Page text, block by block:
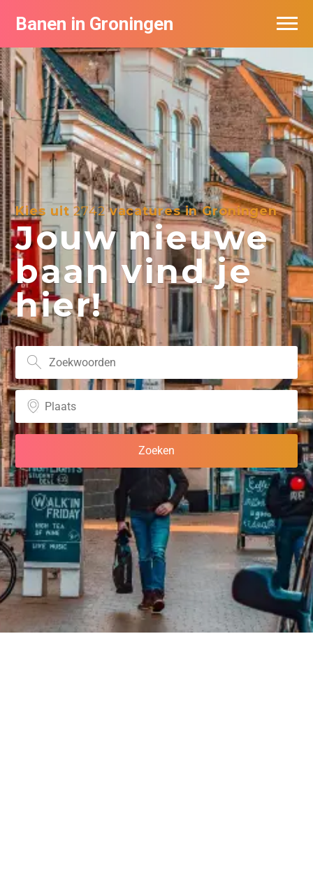
Banen in Groningen
Kies uit2742vacatures in Groningen
Jouw nieuwe
baan vind je
hier!
Vacatures per bedrijf
De populairste vacatures in Groningen
Nieuwsbrief feed